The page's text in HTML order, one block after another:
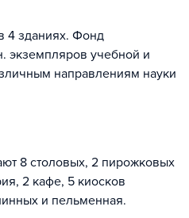
4 зданиях. Фонд
экземпляров учебной и
направлениям науки
8 столовых, 2 пирожковых
2 кафе, 5 киосков
и пельменная.